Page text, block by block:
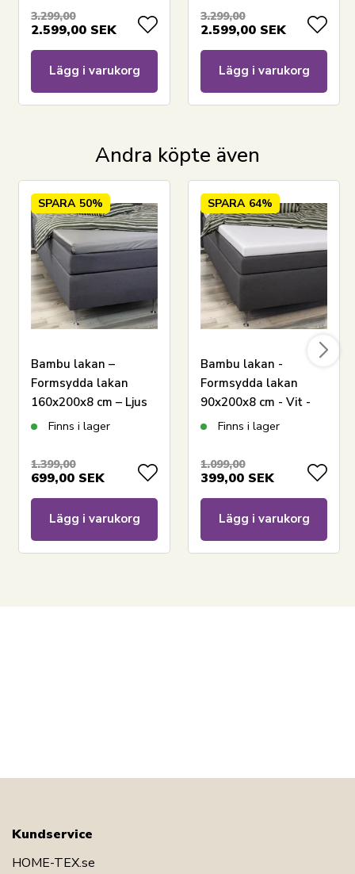
LÄGG I VARUKORGEN
Läs vår lakanguide
Se vårt stora utbud av prydnadskuddar
Se vårt stora utbud av plädar
Har du frågor om produkten?
Borg
3.299,00
2.599,00 SEK
Lägg i varukorg
Borg
3.299,00
2.599,00 SEK
Lägg i varukorg
Andra köpte även
SPARA 50%
Bambu lakan –
Formsydda lakan
160x200x8 cm – Ljus
grå – 100% bambu –
bäddmadrass
Finns i lager
1.399,00
699,00 SEK
Lägg i varukorg
SPARA 64%
Bambu lakan -
Formsydda lakan
90x200x8 cm - Vit -
100% naturlig bambu
bäddmadrass
Finns i lager
1.099,00
399,00 SEK
Lägg i varukorg
Kundservice
HOME-TEX.se